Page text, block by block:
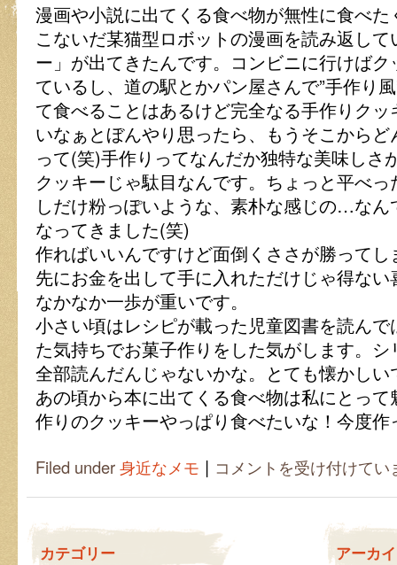
漫画や小説に出てくる食べ物が無性に食べ
こないだ某猫型ロボットの漫画を読み返し
ー」が出てきたんです。コンビニに行けば
ているし、道の駅とかパン屋さんで”手作り
て食べることはあるけど完全なる手作りク
いなぁとぼんやり思ったら、もうそこから
って(笑)手作りってなんだか独特な美味しさ
クッキーじゃ駄目なんです。ちょっと平べ
しだけ粉っぽいような、素朴な感じの…な
なってきました(笑)
作ればいいんですけど面倒くささが勝って
先にお金を出して手に入れただけじゃ得な
なかなか一歩が重いです。
小さい頃はレシピが載った児童図書を読ん
た気持ちでお菓子作りをした気がします。
全部読んだんじゃないかな。とても懐かしい
あの頃から本に出てくる食べ物は私にとっ
作りのクッキーやっぱり食べたいな！今度
Filed under身近なメモ |
漫
画
さ
れ
コメントを受け付けてい
カテゴリー アーカ